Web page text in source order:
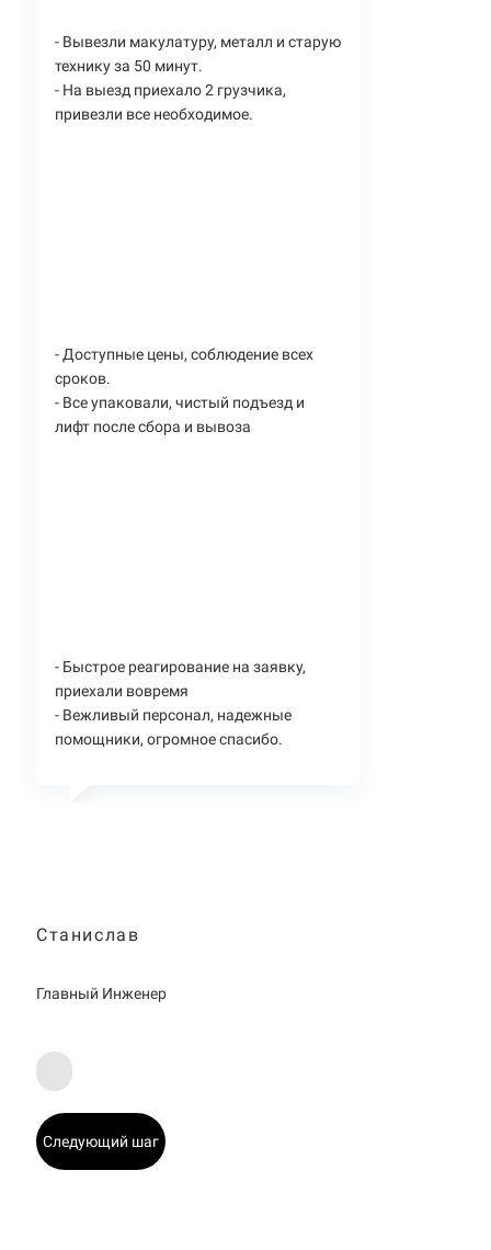
- Вывезли макулатуру, металл и старую
технику за 50 минут.
- На выезд приехало 2 грузчика,
привезли все необходимое.
- Доступные цены, соблюдение всех
сроков.
- Все упаковали, чистый подъезд и
лифт после сбора и вывоза
- Быстрое реагирование на заявку,
приехали вовремя
- Вежливый персонал, надежные
помощники, огромное спасибо.
Станислав
Главный Инженер
Следующий шаг